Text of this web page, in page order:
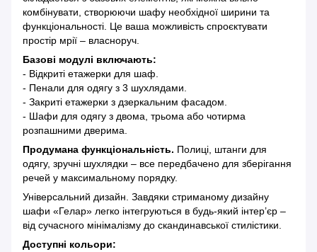
комбінувати, створюючи шафу необхідної ширини та
функціональності. Це ваша можливість спроєктувати
простір мрії – власноруч.
Базові модулі включають:
- Відкриті етажерки для шаф.
- Пенали для одягу з 3 шухлядами.
- Закриті етажерки з дзеркальним фасадом.
- Шафи для одягу з двома, трьома або чотирма
розпашними дверима.
Продумана функціональність. Полиці, штанги для
одягу, зручні шухлядки – все передбачено для зберігання
речей у максимальному порядку.
Універсальний дизайн. Завдяки стриманому дизайну
шафи «Гелар» легко інтегруються в будь-який інтер’єр –
від сучасного мінімалізму до скандинавської стилістики.
Доступні кольори: